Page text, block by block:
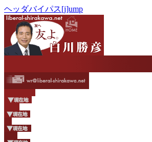
ヘッダバイパス[j]ump